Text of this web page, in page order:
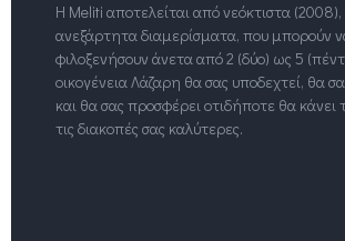
Η Meliti αποτελείται από νεόκτιστα
ανεξάρτητα διαμερίσματα, που μπορούν
φιλοξενήσουν άνετα από 2 (δύο) ως 5
οικογένεια Λάζαρη θα σας υποδεχτεί, θα
και θα σας προσφέρει οτιδήποτε θα κάνει
τις διακοπές σας καλύτερες.